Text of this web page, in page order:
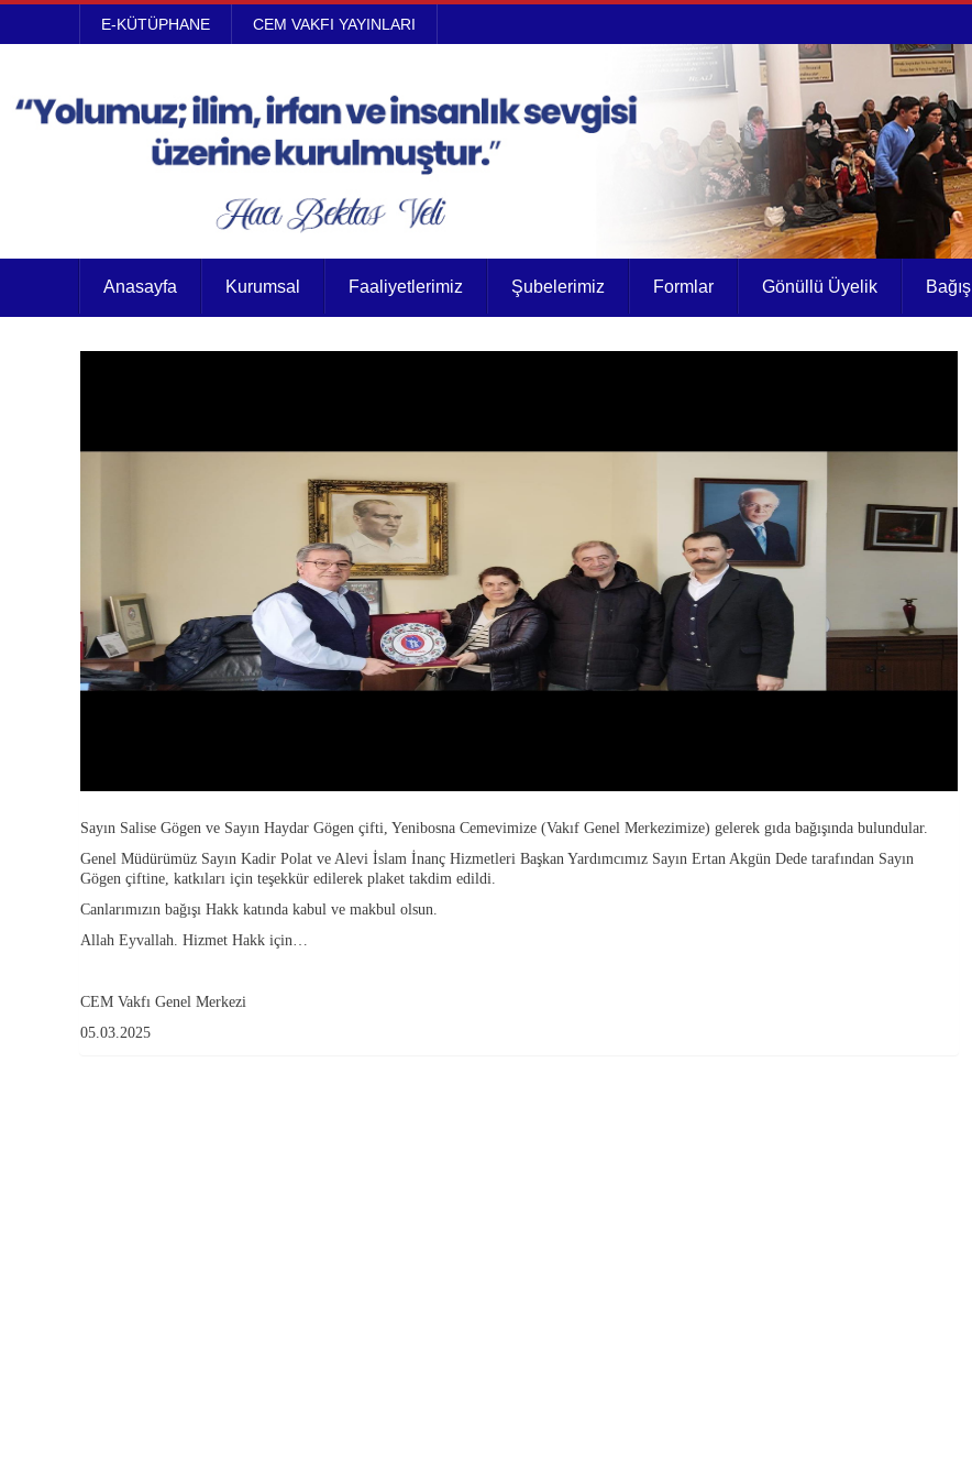
E-KÜTÜPHANE CEM VAKFI YAYINLARI
Anasayfa Kurumsal Faaliyetlerimiz Şubelerimiz Formlar Gönüllü Üyelik Bağış
Sayın Salise Gögen ve Sayın Haydar Gögen çifti, Yenibosna Cemevimize (Vakıf Genel Merkezimize) gelerek gıda bağışında bulundular.
Genel Müdürümüz Sayın Kadir Polat ve Alevi İslam İnanç Hizmetleri Başkan Yardımcımız Sayın Ertan Akgün Dede tarafından Sayın
Gögen çiftine, katkıları için teşekkür edilerek plaket takdim edildi.
Canlarımızın bağışı Hakk katında kabul ve makbul olsun.
Allah Eyvallah. Hizmet Hakk için…
CEM Vakfı Genel Merkezi
05.03.2025